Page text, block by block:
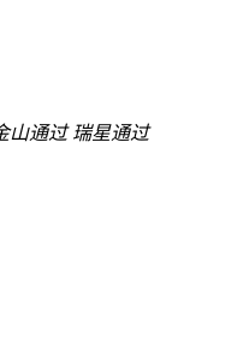
山通过 瑞星通过